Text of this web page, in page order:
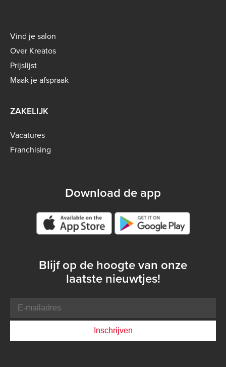
Footer
menu
-
B2C
Vind je salon
Over Kreatos
Prijslijst
Maak je afspraak
ZAKELIJK
Vacatures
Franchising
Download de app
Google play store
Blijf op de hoogte van onze
laatste nieuwtjes!
mailadres